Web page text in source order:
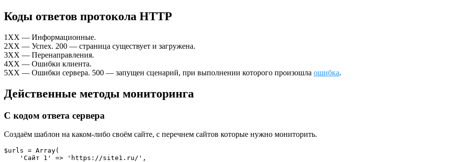
Коды ответов протокола HTTP
1XX — Информационные.
2XX — Успех. 200 — страница существует и загружена.
3XX — Перенаправления.
4XX — Ошибки клиента.
5XX — Ошибки сервера. 500 — запущен сценарий, при выполнении которого произошла ошибка.
Действенные методы мониторинга
С кодом ответа сервера
Создаём шаблон на каком-либо своём сайте, с перечнем сайтов которые нужно мониторить.
$urls = Array(